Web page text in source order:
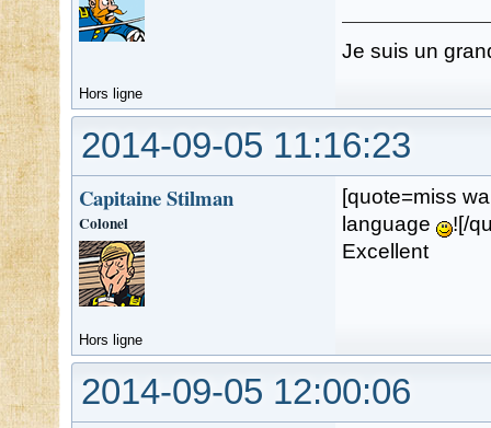
Je suis un
Hors ligne
2014-09-05 11:16:23
Capitaine Stilman
Colonel
[quote=miss
language
![/
Excellent
Hors ligne
2014-09-05 12:00:06